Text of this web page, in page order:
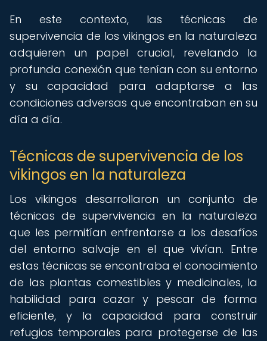
En este contexto, las técnicas de
supervivencia de los vikingos en la naturaleza
adquieren un papel crucial, revelando la
profunda conexión que tenían con su entorno
y su capacidad para adaptarse a las
condiciones adversas que encontraban en su
día a día.
Técnicas de supervivencia de los
vikingos en la naturaleza
Los vikingos desarrollaron un conjunto de
técnicas de supervivencia en la naturaleza
que les permitían enfrentarse a los desafíos
del entorno salvaje en el que vivían. Entre
estas técnicas se encontraba el conocimiento
de las plantas comestibles y medicinales, la
habilidad para cazar y pescar de forma
eficiente, y la capacidad para construir
refugios temporales para protegerse de las